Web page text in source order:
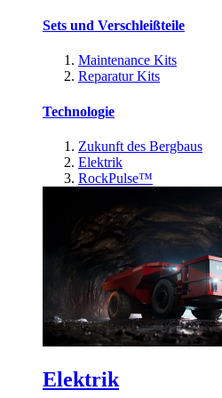
Sets und Verschleißteile
Maintenance Kits
Reparatur Kits
Technologie
Zukunft des Bergbaus
Elektrik
RockPulse™
Elektrik